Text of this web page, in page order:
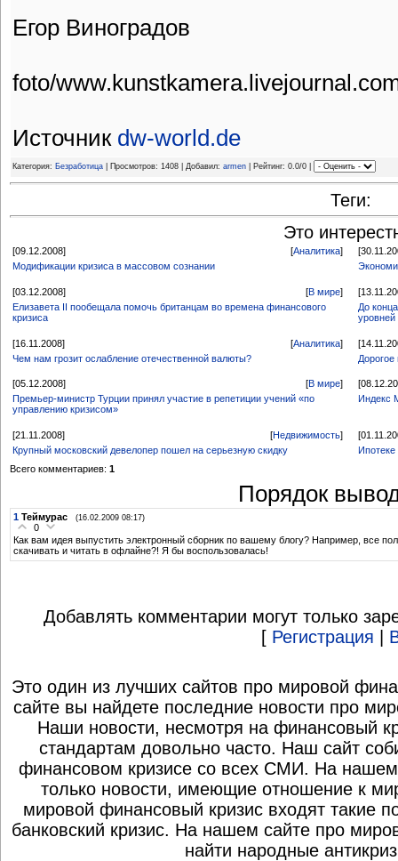
Егор Виноградов
foto/
Источник dw-world.de
Категория: Безработица | Просмотров: 1408 | Добавил: armen | Рейтинг: 0.0/0 |
Теги:
Это
[09.12.2008] [Аналитика]
Модификации кризиса в массовом сознании
[03.12.2008] [В мире]
Елизавета II пообещала помочь британцам во времена финансового
кризиса
До
уровней
[16.11.2008] [Аналитика]
Чем нам грозит ослабление отечественной валюты?
Дорогое
[05.12.2008] [В мире]
Премьер-министр Турции принял участие в репетиции учений «по
управлению кризисом»
Индекс
[21.11.2008] [Недвижимость]
Крупный московский девелопер пошел на серьезную скидку
Ипотеке
Всего комментариев: 1
Порядок
1 Теймурас (16.02.2009 08:17)
0
Как вам идея выпустить электронный сборник по вашему блогу? Например, все
скачивать и читать в офлайне?! Я бы воспользовалась!
Добавлять комментарии могут только
[ Регистрация
Это один из лучших сайтов про мировой
сайте вы найдете последние новости про
Наши новости, несмотря на финансовый
стандартам довольно часто. Наш сайт
финансовом кризисе со всех СМИ. На нашем
только новости, имеющие отношение к
мировой финансовый кризис входят такие
банковский кризис. На нашем сайте про
найти народные